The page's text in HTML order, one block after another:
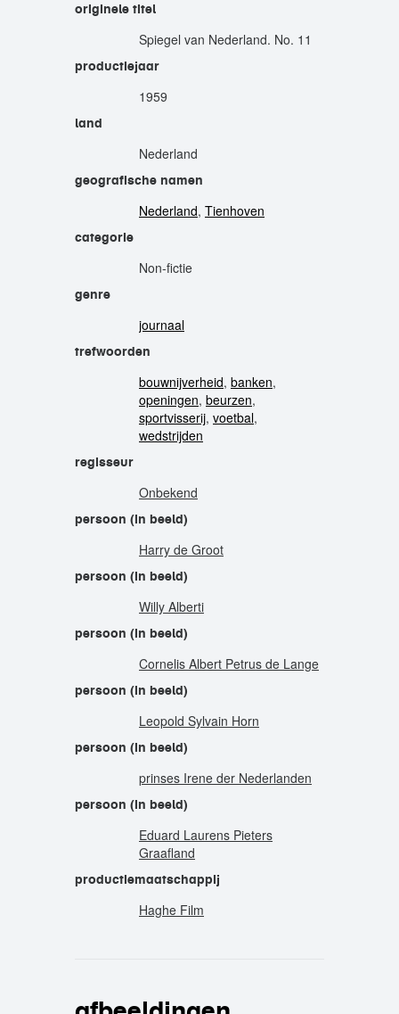
originele titel
Spiegel van Nederland. No. 11
productiejaar
1959
land
Nederland
geografische namen
Nederland, Tienhoven
categorie
Non-fictie
genre
journaal
trefwoorden
bouwnijverheid, banken,
openingen, beurzen,
sportvisserij, voetbal,
wedstrijden
regisseur
Onbekend
persoon (in beeld)
Harry de Groot
persoon (in beeld)
Willy Alberti
persoon (in beeld)
Cornelis Albert Petrus de Lange
persoon (in beeld)
Leopold Sylvain Horn
persoon (in beeld)
prinses Irene der Nederlanden
persoon (in beeld)
Eduard Laurens Pieters
Graafland
productiemaatschappij
Haghe Film